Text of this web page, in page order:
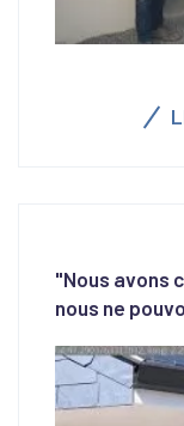
"Nous avons
nous ne